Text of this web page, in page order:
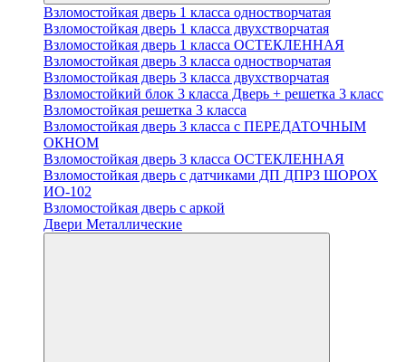
Взломостойкая дверь 1 класса одностворчатая
Взломостойкая дверь 1 класса двухстворчатая
Взломостойкая дверь 1 класса ОСТЕКЛЕННАЯ
Взломостойкая дверь 3 класса одностворчатая
Взломостойкая дверь 3 класса двухстворчатая
Взломостойкий блок 3 класса Дверь + решетка 3 класс
Взломостойкая решетка 3 класса
Взломостойкая дверь 3 класса с ПЕРЕДАТОЧНЫМ
ОКНОМ
Взломостойкая дверь 3 класса ОСТЕКЛЕННАЯ
Взломостойкая дверь с датчиками ДП ДПРЗ ШОРОХ
ИО-102
Взломостойкая дверь с аркой
Двери Металлические